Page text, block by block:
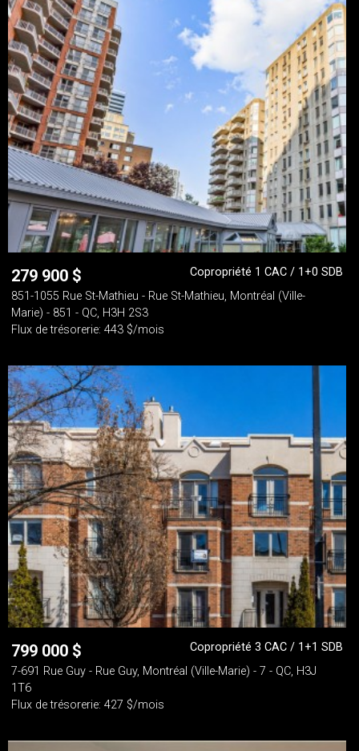
279 900 $
Copropriété 1 CAC / 1+0 SDB
851-1055 Rue St-Mathieu - Rue St-Mathieu, Montréal (Ville-
Marie) - 851 - QC, H3H 2S3
Flux de trésorerie: 443 $/mois
799 000 $
Copropriété 3 CAC / 1+1 SDB
7-691 Rue Guy - Rue Guy, Montréal (Ville-Marie) - 7 - QC, H3J
1T6
Flux de trésorerie: 427 $/mois